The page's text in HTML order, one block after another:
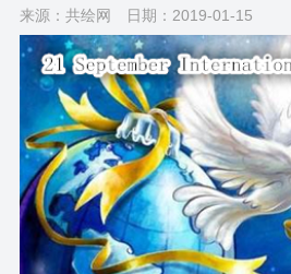
来源：共绘网 日期：2019-01-15